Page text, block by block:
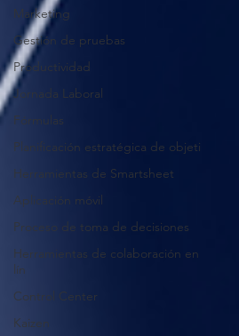
Marketing
Gestión de pruebas
Productividad
Jornada Laboral
Fórmulas
Planificación estratégica de objeti
Herramientas de Smartsheet
Aplicación móvil
Proceso de toma de decisiones
Herramientas de colaboración en
lín
Control Center
Kaizen